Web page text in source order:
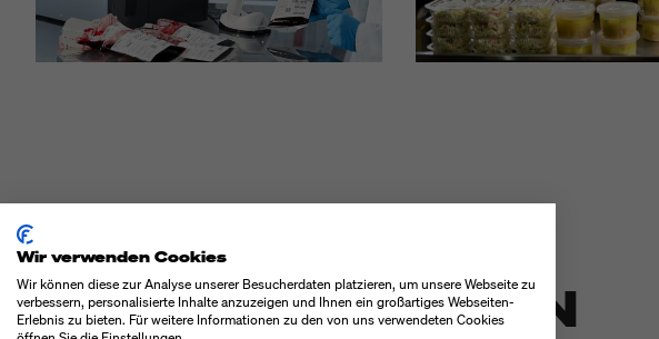
BESONDERHEITEN
Wir verwenden Cookies
Wir können diese zur Analyse unserer Besucherdaten platzieren, um unsere Webseite zu
verbessern, personalisierte Inhalte anzuzeigen und Ihnen ein großartiges Webseiten-
Erlebnis zu bieten. Für weitere Informationen zu den von uns verwendeten Cookies